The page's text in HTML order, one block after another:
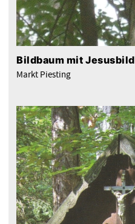
Bildbaum mit Jesusbild
Markt Piesting